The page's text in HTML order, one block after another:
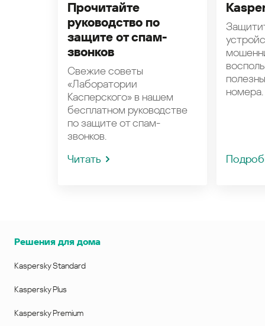
Прочитайте
руководство по
защите от спам-
звонков
Свежие советы
«Лаборатории
Касперского» в нашем
бесплатном руководстве
по защите от спам-
звонков.
Читать
номера.
Решения для дома
Kaspersky Standard
Kaspersky Plus
Kaspersky Premium